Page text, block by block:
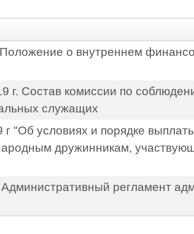
о внутреннем
Состав комиссии по
служащих
"Об условиях и порядке
дружинникам,
регламент